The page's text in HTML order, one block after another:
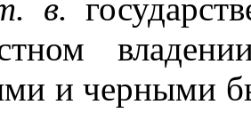
т. в.
и черными